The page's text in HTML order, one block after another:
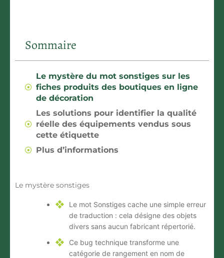
Sommaire
Le mystère du mot sonstiges sur les
fiches produits des boutiques en ligne
de décoration
Les solutions pour identifier la qualité
réelle des équipements vendus sous
cette étiquette
Plus d’informations
Le mystère sonstiges
Le mot Sonstiges cache une simple erreur
de traduction : cela désigne des objets
divers sans aucun fabricant répertorié.
Ce bug technique transforme une
catégorie de rangement en nom de